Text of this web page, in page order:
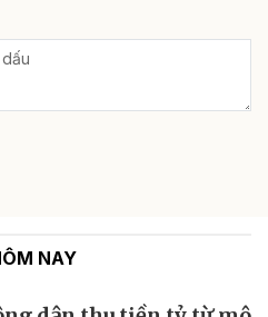
NAY